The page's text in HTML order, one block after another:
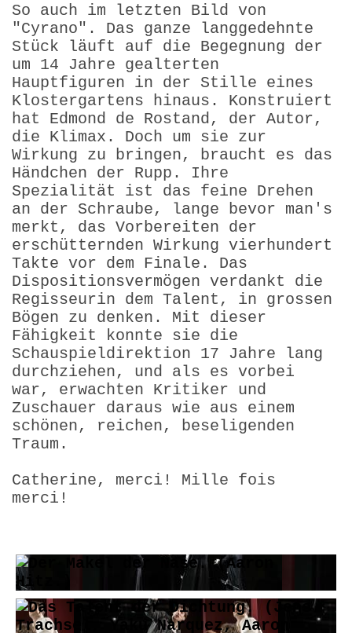
So auch im letzten Bild von
"Cyrano". Das ganze langgedehnte
Stück läuft auf die Begegnung der
um 14 Jahre gealterten
Hauptfiguren in der Stille eines
Klostergartens hinaus. Konstruiert
hat Edmond de Rostand, der Autor,
die Klimax. Doch um sie zur
Wirkung zu bringen, braucht es das
Händchen der Rupp. Ihre
Spezialität ist das feine Drehen
an der Schraube, lange bevor man's
merkt, das Vorbereiten der
erschütternden Wirkung vierhundert
Takte vor dem Finale. Das
Dispositions­vermögen verdankt die
Regisseurin dem Talent, in grossen
Bögen zu denken. Mit dieser
Fähigkeit konnte sie die
Schauspiel­direktion 17 Jahre lang
durchziehen, und als es vorbei
war, erwachten Kritiker und
Zuschauer daraus wie aus einem
schönen, reichen, beseligenden
Traum.
Catherine, merci! Mille fois
merci!